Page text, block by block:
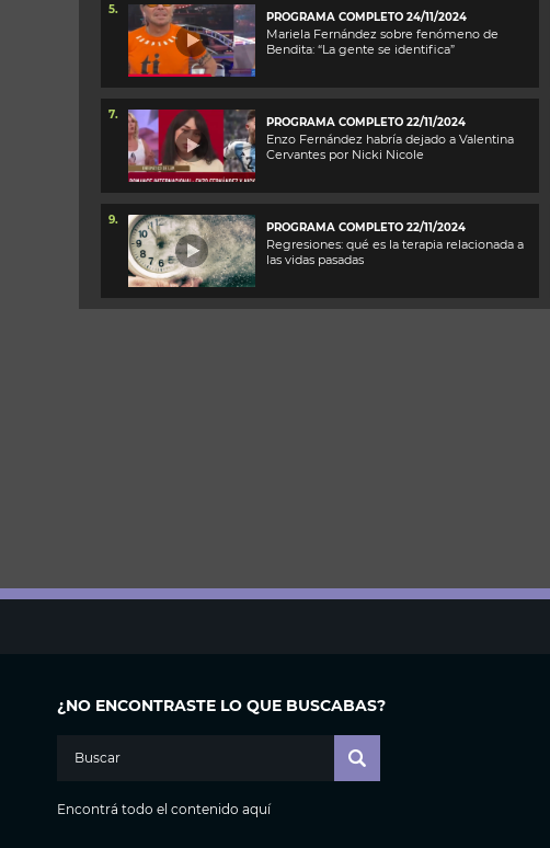
5.
PROGRAMA COMPLETO 24/11/2024
Mariela Fernández sobre fenómeno de
Bendita: “La gente se identifica”
7.
PROGRAMA COMPLETO 22/11/2024
Enzo Fernández habría dejado a Valentina
Cervantes por Nicki Nicole
9.
PROGRAMA COMPLETO 22/11/2024
Regresiones: qué es la terapia relacionada a
las vidas pasadas
¿NO ENCONTRASTE LO QUE BUSCABAS?
Encontrá todo el contenido aquí